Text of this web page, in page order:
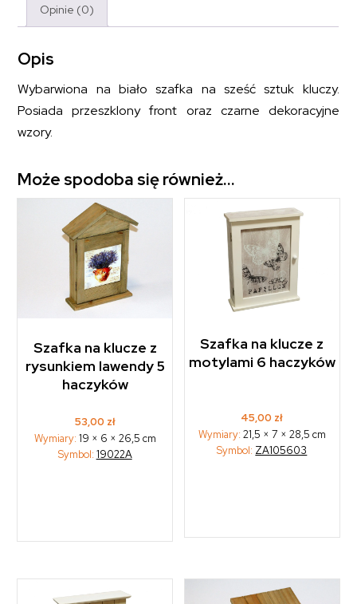
Opinie (0)
Opis
Wybarwiona na biało szafka na sześć sztuk kluczy.
Posiada przeszklony front oraz czarne dekoracyjne
wzory.
Może spodoba się również…
Szafka na klucze z
rysunkiem lawendy 5
haczyków
53,00 zł
Wymiary: 19 × 6 × 26,5 cm
Symbol: 19022A
Szafka na klucze z
motylami 6 haczyków
45,00 zł
Wymiary: 21,5 × 7 × 28,5 cm
Symbol: ZA105603